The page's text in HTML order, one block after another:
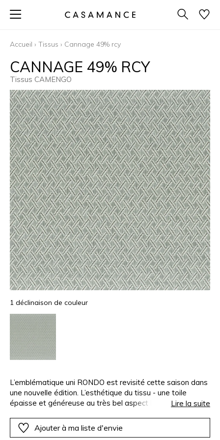
Accueil › Tissus › Cannage 49% rcy
CANNAGE 49% RCY
Tissus CAMENGO
1 déclinaison de couleur
L’emblématique uni RONDO est revisité cette saison dans
une nouvelle édition. L’esthétique du tissu - une toile
épaisse et généreuse au très bel aspect lin naturel - a été
par du polyester recyclé. Selon les références, afin de
garantir une blancheur idéale, le polyester recyclé est
Lire la suite
Ajouter à ma liste d'envie